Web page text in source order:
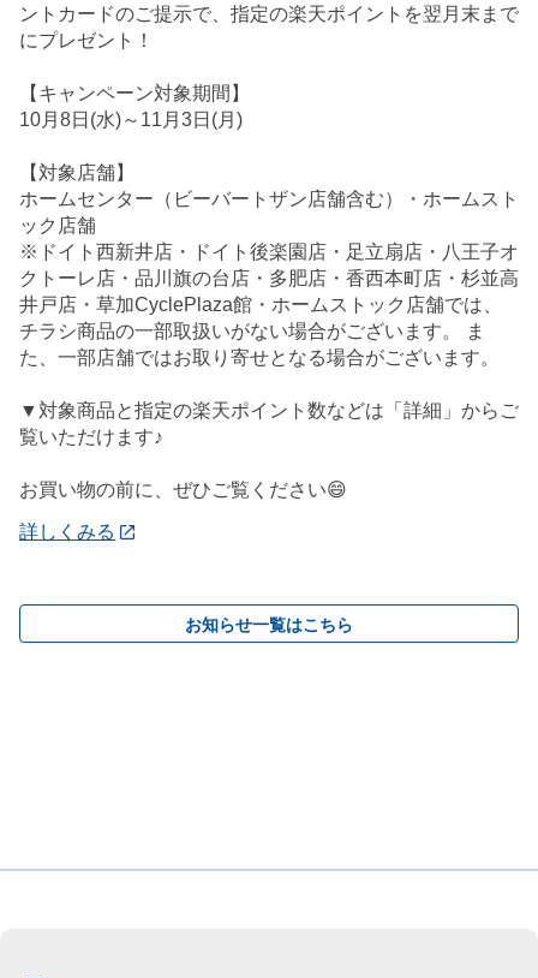
ントカードのご提示で、指定の楽天ポイントを翌月末まで
にプレゼント！
【キャンペーン対象期間】
10月8日(水)～11月3日(月)
【対象店舗】
ホームセンター（ビーバートザン店舗含む）・ホームスト
ック店舗
※ドイト西新井店・ドイト後楽園店・足立扇店・八王子オ
クトーレ店・品川旗の台店・多肥店・香西本町店・杉並高
井戸店・草加CyclePlaza館・ホームストック店舗では、
チラシ商品の一部取扱いがない場合がございます。 ま
た、一部店舗ではお取り寄せとなる場合がございます。
▼対象商品と指定の楽天ポイント数などは「詳細」からご
覧いただけます♪
お買い物の前に、ぜひご覧ください😄
詳しくみる
お知らせ一覧はこちら